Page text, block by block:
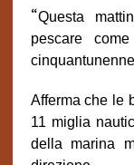
“Questa
pescare
Afferma che le
11 miglia
della marina